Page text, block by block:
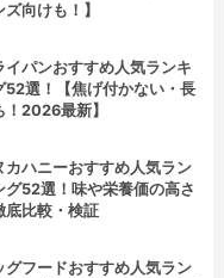
ズ向けも！】
イパンおすすめ人気ランキ
52選！【焦げ付かない・長
！2026最新】
カハニーおすすめ人気ラン
グ52選！味や栄養価の高さ
底比較・検証
グフードおすすめ人気ラン